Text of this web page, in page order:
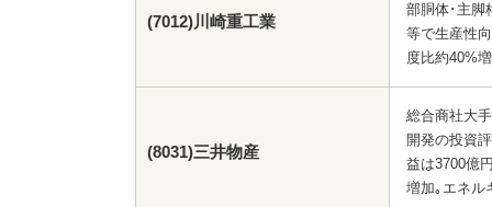
(7012)川崎重工業
部胴体･主脚
等で生産性
度比約40%
(8031)三井物産
総合商社大
開発の投資
益は3700億
増加｡エネル